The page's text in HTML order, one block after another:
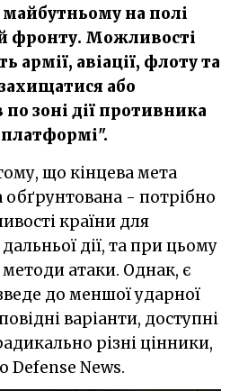
на полі
фронту. Можливості
армії, авіації, флоту та
або
по зоні дії противника
платформі".
обґрунтована - потрібно
країни для
дії, та при цьому
атаки. Однак, є
до меншої ударної
варіанти, доступні
різні цінники,
Defense News.